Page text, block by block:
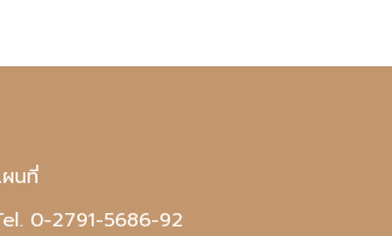
นที่
0-2791-5686-92